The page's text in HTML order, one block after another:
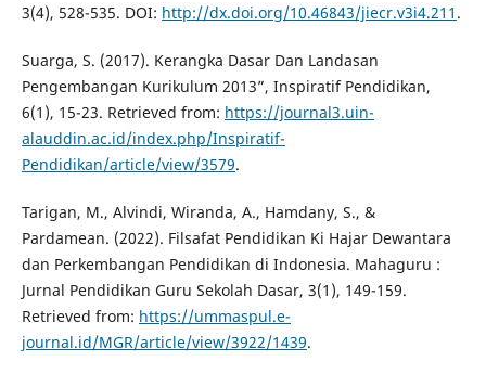
3(4), 528-535. DOI: http://dx.doi.org/10.46843/jiecr.v3i4.211 .
Suarga, S. (2017). Kerangka Dasar Dan Landasan
Pengembangan Kurikulum 2013”, Inspiratif Pendidikan,
6(1), 15-23. Retrieved from: https://journal3.uin-
alauddin.ac.id/index.php/Inspiratif-
Pendidikan/article/view/3579.
Tarigan, M., Alvindi, Wiranda, A., Hamdany, S., &
Pardamean. (2022). Filsafat Pendidikan Ki Hajar Dewantara
dan Perkembangan Pendidikan di Indonesia. Mahaguru :
Jurnal Pendidikan Guru Sekolah Dasar, 3(1), 149-159.
Retrieved from: https://ummaspul.e-
journal.id/MGR/article/view/3922/1439.